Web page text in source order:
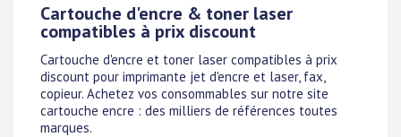
Cartouche d'encre & toner laser
compatibles à prix discount
Cartouche d'encre et toner laser compatibles à prix
discount pour imprimante jet d'encre et laser, fax,
copieur. Achetez vos consommables sur notre site
cartouche encre : des milliers de références toutes
marques.